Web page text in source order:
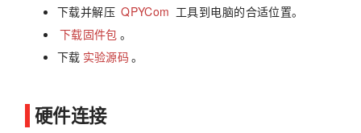
下载并解压 QPYCom 工具到电脑的合适位置。
下载固件包 。
下载 实验源码 。
硬件连接